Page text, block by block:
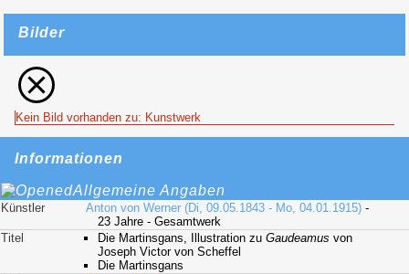
Bilder
Kein Bild vorhanden zu: Kunstwerk
Informationen
Allgemeine Angaben
Künstler Anton von Werner (Di, 09.05.1843 - Mo, 04.01.1915) -
23 Jahre - Gesamtwerk
Titel
Die Martinsgans, Illustration zuGaudeamus von
Joseph Victor von Scheffel
Die Martinsgans